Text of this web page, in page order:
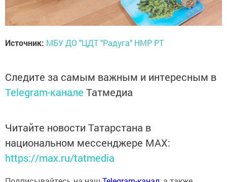
Источник: МБУ ДО "ЦДТ "Радуга" НМР РТ
Следите за самым важным и интересным в
Telegram-канале Татмедиа
Читайте новости Татарстана в
национальном мессенджере MАХ:
https://max.ru/tatmedia